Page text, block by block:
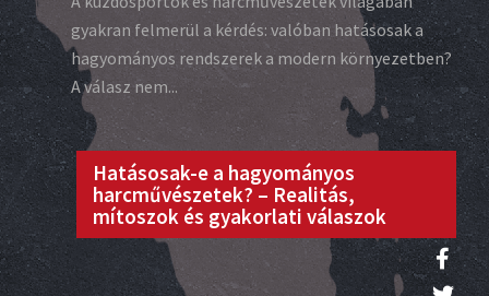
gyakran felmerül a kérdés: valóban hatásosak a
hagyományos rendszerek a modern környezetben?
A válasz nem...
Hatásosak-e a hagyományos
harcművészetek? – Realitás,
mítoszok és gyakorlati válaszok